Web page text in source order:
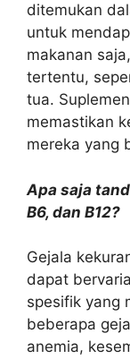
ditemukan
untuk
makanan
tertentu,
tua.
memastikan
mereka yang
Apa saja
B6, dan B12?
Gejala
dapat
spesifik yang
beberapa
anemia,